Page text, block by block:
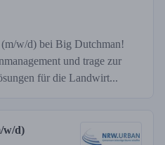
w/d) bei Big Dutchman!
und trage zur
für die Landwirt...
w/d)